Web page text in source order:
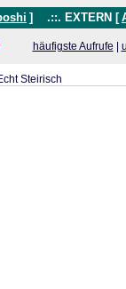
] .::. EXTERN [
häufigste Aufrufe
Steirisch